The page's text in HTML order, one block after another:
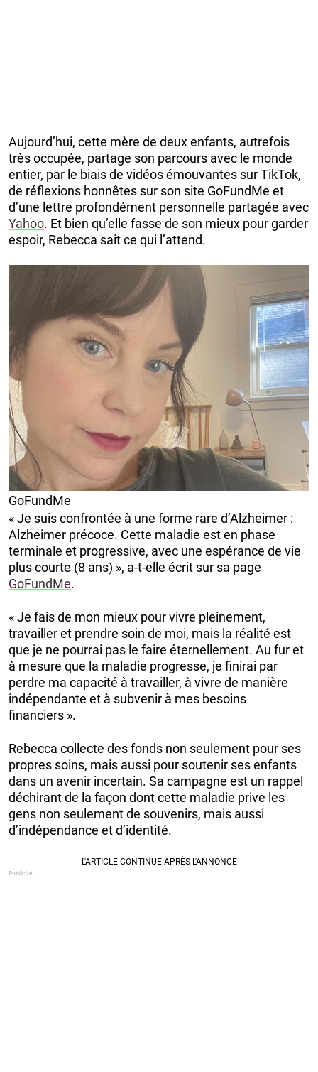
Aujourd’hui, cette mère de deux enfants, autrefois
très occupée, partage son parcours avec le monde
entier, par le biais de vidéos émouvantes sur TikTok,
de réflexions honnêtes sur son site GoFundMe et
d’une lettre profondément personnelle partagée avec
Yahoo. Et bien qu’elle fasse de son mieux pour garder
espoir, Rebecca sait ce qui l’attend.
GoFundMe
« Je suis confrontée à une forme rare d’Alzheimer :
Alzheimer précoce. Cette maladie est en phase
terminale et progressive, avec une espérance de vie
plus courte (8 ans) », a-t-elle écrit sur sa page
GoFundMe.
« Je fais de mon mieux pour vivre pleinement,
travailler et prendre soin de moi, mais la réalité est
que je ne pourrai pas le faire éternellement. Au fur et
à mesure que la maladie progresse, je finirai par
perdre ma capacité à travailler, à vivre de manière
indépendante et à subvenir à mes besoins
financiers ».
Rebecca collecte des fonds non seulement pour ses
propres soins, mais aussi pour soutenir ses enfants
dans un avenir incertain. Sa campagne est un rappel
déchirant de la façon dont cette maladie prive les
gens non seulement de souvenirs, mais aussi
d’indépendance et d’identité.